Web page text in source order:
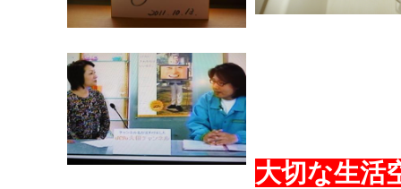
大切な生活